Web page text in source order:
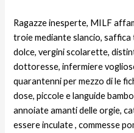
Ragazze inesperte, MILF
troie mediante slancio, saffica
dolce, vergini scolarette,
dottoresse, infermiere
quarantenni per mezzo di le
dose, piccole e languide
annoiate amanti delle orgie,
essere inculate , commesse